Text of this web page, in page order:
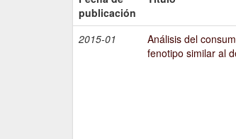
publicación
2015-01
Análisis del
fenotipo similar al